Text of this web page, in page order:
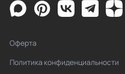
Оферта
Политика конфиденциальности